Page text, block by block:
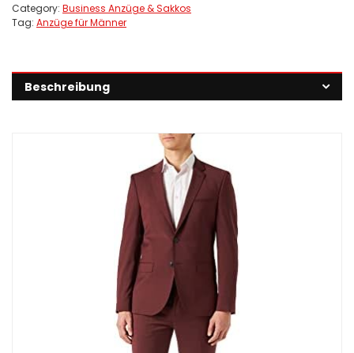
Category: Business Anzüge & Sakkos
Tag: Anzüge für Männer
Beschreibung